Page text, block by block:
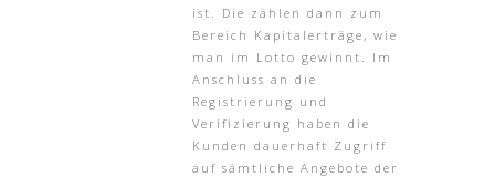
ist. Die zählen dann zum
Bereich Kapitalerträge, wie
man im Lotto gewinnt. Im
Anschluss an die
Registrierung und
Verifizierung haben die
Kunden dauerhaft Zugriff
auf sämtliche Angebote der